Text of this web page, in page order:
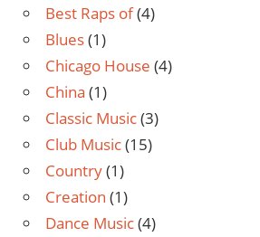
Best Raps of(4)
Blues(1)
Chicago House (4)
China (1)
Classic Music(3)
Club Music(15)
Country(1)
Creation (1)
Dance Music(4)